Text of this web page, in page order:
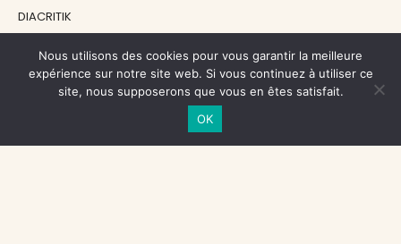
DIACRITIK
NOS SOUTIENS
CENTRE NATIONAL DU LIVRE
Nous utilisons des cookies pour vous garantir la meilleure
expérience sur notre site web. Si vous continuez à utiliser ce
site, nous supposerons que vous en êtes satisfait.
OK